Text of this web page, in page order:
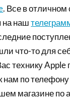
. Все в отличном
на наш
что-то для
технику Apple
по
магазине по